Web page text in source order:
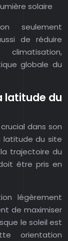
solaire
seulement
de réduire
globale du
latitude du
dans son
latitude du site
trajectoire du
être pris en
légèrement
de maximiser
le soleil est
orientation